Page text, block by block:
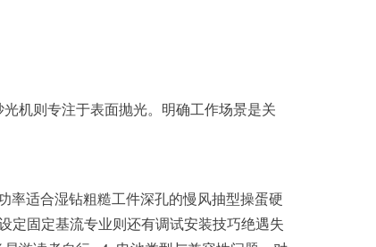
机则专注于表面抛光。明确工作场景是关
率适合湿钻粗糙工件深孔的慢风抽型操蛋硬
固定基流专业则还有调试安装技巧绝遇失